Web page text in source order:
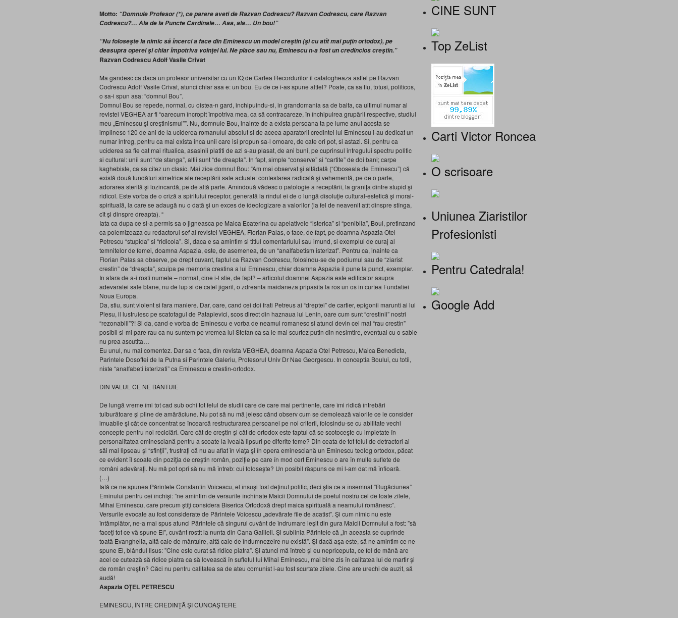
Motto: “Domnule Profesor (*), ce parere aveti de Razvan Codrescu? Razvan Codrescu, care Razvan
Codrescu?… Ala de la Puncte Cardinale… Aaa, ala… Un bou!”
“Nu foloseşte la nimic să încerci a face din Eminescu un model creştin (şi cu atît mai puţin ortodox), pe
deasupra operei şi chiar împotriva voinţei lui. Ne place sau nu, Eminescu n-a fost un credincios creştin.”
Razvan Codrescu Adolf Vasile Crivat
Ma gandesc ca daca un profesor universitar cu un IQ de Cartea Recordurilor il catalogheaza astfel pe Razvan
Codrescu Adolf Vasile Crivat, atunci chiar asa e: un bou. Eu de ce i-as spune altfel? Poate, ca sa fiu, totusi, politicos,
o sa-i spun asa: “domnul Bou”.
Domnul Bou se repede, normal, cu oistea-n gard, inchipuindu-si, in grandomania sa de balta, ca ultimul numar al
revistei VEGHEA ar fi “oarecum încropit împotriva mea, ca să contracareze, în închipuirea grupării respective, studiul
meu „Eminescu şi creştinismul””. Nu, domnule Bou, inainte de a exista persoana ta pe lume anul acesta se
implinesc 120 de ani de la uciderea romanului absolut si de aceea aparatorii credintei lui Eminescu i-au dedicat un
numar intreg, pentru ca mai exista inca unii care isi propun sa-l omoare, de cate ori pot, si astazi. Si, pentru ca
uciderea sa fie cat mai ritualica, asasinii platiti de azi s-au plasat, de ani buni, pe cuprinsul intregului spectru politic
si cultural: unii sunt “de stanga”, altii sunt “de dreapta”. In fapt, simple “conserve” si “cartite” de doi bani; carpe
kaghebiste, ca sa citez un clasic. Mai zice domnul Bou: “Am mai observat şi altădată (“Oboseala de Eminescu”) că
există două fundături simetrice ale receptării sale actuale: contestarea radicală şi vehementă, pe de o parte,
adorarea sterilă şi lozincardă, pe de altă parte. Amîndouă vădesc o patologie a receptării, la graniţa dintre stupid şi
ridicol. Este vorba de o criză a spiritului receptor, generată la rîndul ei de o lungă disoluţie cultural-estetică şi moral-
spirituală, la care se adaugă nu o dată şi un exces de ideologizare a valorilor (la fel de neavenit atît dinspre stînga,
cît şi dinspre dreapta). “
Iata ca dupa ce si-a permis sa o jigneasca pe Maica Ecaterina cu apelativele “isterica” si “penibila”, Boul, pretinzand
ca polemizeaza cu redactorul sef al revistei VEGHEA, Florian Palas, o face, de fapt, pe doamna Aspazia Otel
Petrescu “stupida” si “ridicola”. Si, daca e sa amintim si titlul comentariului sau imund, si exemplul de curaj al
temnitelor de femei, doamna Aspazia, este, de asemenea, de un “analfabetism isterizat”. Pentru ca, inainte ca
Florian Palas sa observe, pe drept cuvant, faptul ca Razvan Codrescu, folosindu-se de podiumul sau de “ziarist
crestin” de “dreapta”, scuipa pe memoria crestina a lui Eminescu, chiar doamna Aspazia il pune la punct, exemplar.
In afara de a-i rosti numele – normal, cine i-l stie, de fapt? – articolul doamnei Aspazia este edificator asupra
adevaratei sale blane, nu de lup si de catel jigarit, o zdreanta maidaneza pripasita la ros un os in curtea Fundatiei
Noua Europa.
Da, stiu, sunt violent si fara maniere. Dar, oare, cand cei doi frati Petreus ai “dreptei” de cartier, epigonii marunti ai lui
Plesu, il lustruiesc pe scatofagul de Patapievici, scos direct din haznaua lui Lenin, oare cum sunt “crestinii” nostri
“rezonabili”?! Si da, cand e vorba de Eminescu e vorba de neamul romanesc si atunci devin cel mai “rau crestin”
posibil si-mi pare rau ca nu suntem pe vremea lui Stefan ca sa le mai scurtez putin din nesimtire, eventual cu o sabie
nu prea ascutita…
Eu unul, nu mai comentez. Dar sa o faca, din revista VEGHEA, doamna Aspazia Otel Petrescu, Maica Benedicta,
Parintele Dosoftei de la Putna si Parintele Galeriu, Profesorul Univ Dr Nae Georgescu. In conceptia Boului, cu totii,
niste “analfabeti isterizati” ca Eminescu e crestin-ortodox.
DIN VALUL CE NE BÂNTUIE
De lungă vreme îmi tot cad sub ochi tot felul de studii care de care mai pertinente, care îmi ridică întrebări
tulburătoare şi pline de amărăciune. Nu pot să nu mă jelesc când observ cum se demolează valorile ce le consider
imuabile şi cât de concentrat se încearcă restructurarea persoanei pe noi criterii, folosindu-se cu abilitate vechi
concepte pentru noi reciclări. Oare cât de creştin şi cât de ortodox este faptul că se scotoceşte cu impietate în
personalitatea eminesciană pentru a scoate la iveală lipsuri pe diferite teme? Din ceata de tot felul de detractori ai
săi mai lipseau şi “sfinţii”, frustraţi că nu au aflat în viaţa şi în opera eminesciană un Eminescu teolog ortodox, păcat
ce evident îl scoate din poziţia de creştin român, poziţie pe care în mod cert Eminescu o are în multe suflete de
români adevăraţi. Nu mă pot opri să nu mă întreb: cui foloseşte? Un posibil răspuns ce mi l-am dat mă înfioară.
(…)
Iată ce ne spunea Părintele Constantin Voicescu, el însuşi fost deţinut politic, deci ştia ce a însemnat ”Rugăciunea”
Eminului pentru cei închişi: ”ne amintim de versurile închinate Maicii Domnului de poetul nostru cel de toate zilele,
Mihai Eminescu, care precum ştiţi considera Biserica Ortodoxă drept maica spirituală a neamului românesc”.
Versurile evocate au fost considerate de Părintele Voicescu „adevărate file de acatist”. Şi cum nimic nu este
întâmplător, ne-a mai spus atunci Părintele că singurul cuvânt de îndrumare ieşit din gura Maicii Domnului a fost: ”să
faceţi tot ce vă spune El”, cuvânt rostit la nunta din Cana Galileii. Şi sublinia Părintele că „în aceasta se cuprinde
toată Evanghelia, altă cale de mântuire, altă cale de îndumnezeire nu există”. Şi dacă aşa este, să ne amintim ce ne
spune El, blândul Iisus: ”Cine este curat să ridice piatra”. Şi atunci mă întreb şi eu nepriceputa, ce fel de mână are
acel ce cutează să ridice piatra ca să lovească în sufletul lui Mihai Eminescu, mai bine zis în calitatea lui de martir şi
de român creştin? Căci nu pentru calitatea sa de ateu comunist i-au fost scurtate zilele. Cine are urechi de auzit, să
audă!
Aspazia OŢEL PETRESCU
EMINESCU, ÎNTRE CREDINŢĂ ŞI CUNOAŞTERE
CINE SUNT
Top ZeList
Carti Victor Roncea
O scrisoare
Uniunea Ziaristilor
Profesionisti
Pentru Catedrala!
Google Add